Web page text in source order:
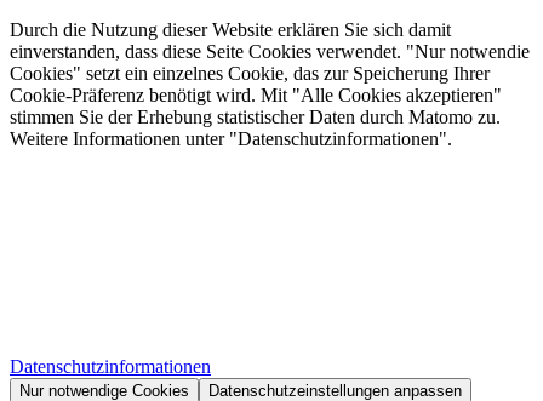
Durch die Nutzung dieser Website erklären Sie sich damit
einverstanden, dass diese Seite Cookies verwendet. "Nur notwendie
Cookies" setzt ein einzelnes Cookie, das zur Speicherung Ihrer
Cookie-Präferenz benötigt wird. Mit "Alle Cookies akzeptieren"
stimmen Sie der Erhebung statistischer Daten durch Matomo zu.
Weitere Informationen unter "Datenschutzinformationen".
Datenschutzinformationen
Nur notwendige Cookies
Datenschutzeinstellungen anpassen